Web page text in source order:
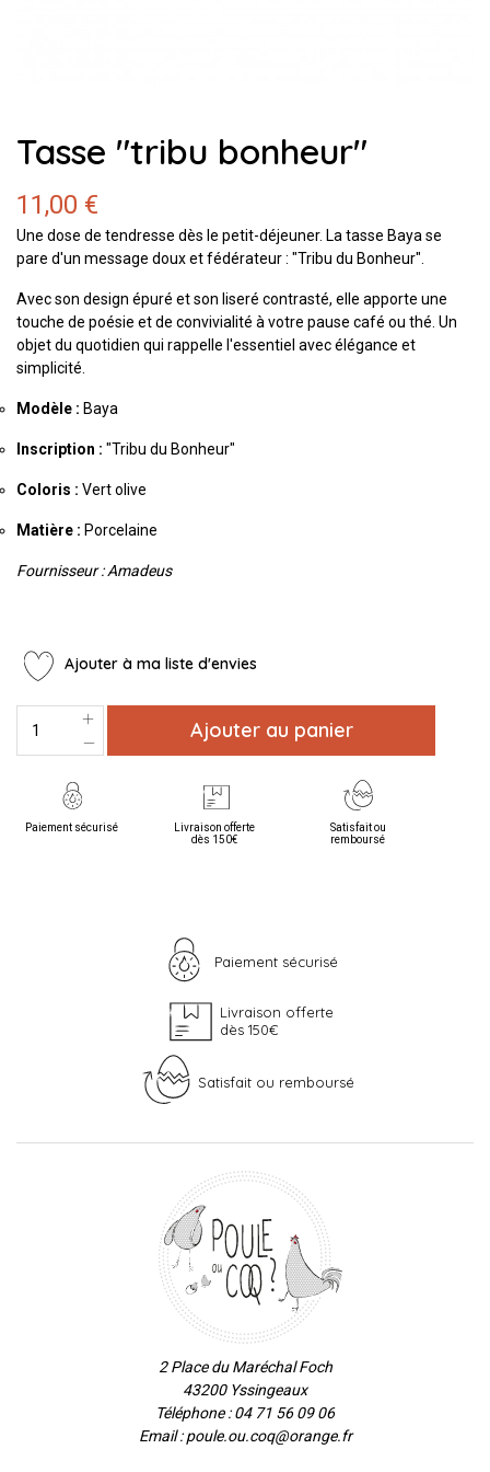
Tasse "tribu bonheur"
11,00 €
Une dose de tendresse dès le petit-déjeuner. La tasse Baya se
pare d'un message doux et fédérateur : "Tribu du Bonheur".
Avec son design épuré et son liseré contrasté, elle apporte une
touche de poésie et de convivialité à votre pause café ou thé. Un
objet du quotidien qui rappelle l'essentiel avec élégance et
simplicité.
Modèle : Baya
Inscription : "Tribu du Bonheur"
Coloris : Vert olive
Matière : Porcelaine
Fournisseur : Amadeus
Ajouter à ma liste d'envies
Ajouter au panier
Paiement sécurisé
Livraison offerte
dès 150€
Satisfait ou
remboursé
Paiement sécurisé
Livraison offerte
dès 150€
Satisfait ou remboursé
2 Place du Maréchal Foch
43200 Yssingeaux
Téléphone : 04 71 56 09 06
Email : poule.ou.coq@orange.fr